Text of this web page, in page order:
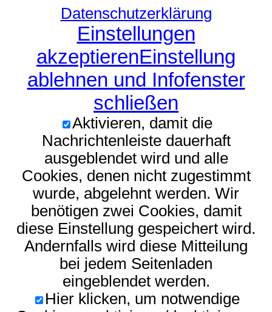
Datenschutzerklärung
Einstellungen
akzeptierenEinstellung
ablehnen und Infofenster
schließen
Aktivieren, damit die
Nachrichtenleiste dauerhaft
ausgeblendet wird und alle
Cookies, denen nicht zugestimmt
wurde, abgelehnt werden. Wir
benötigen zwei Cookies, damit
diese Einstellung gespeichert wird.
Andernfalls wird diese Mitteilung
bei jedem Seitenladen
eingeblendet werden.
Hier klicken, um notwendige